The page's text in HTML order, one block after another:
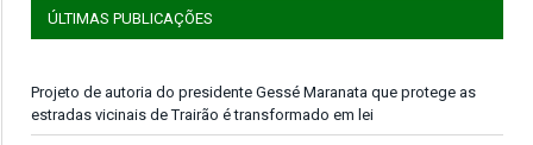
ÚLTIMAS PUBLICAÇÕES
Projeto de autoria do presidente Gessé Maranata que protege as
estradas vicinais de Trairão é transformado em lei